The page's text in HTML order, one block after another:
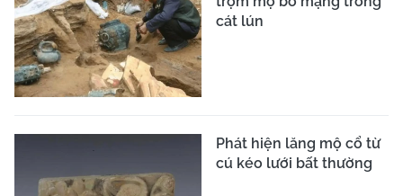
cát lún
Phát hiện lăng mộ cổ từ
cú kéo lưới bất thường